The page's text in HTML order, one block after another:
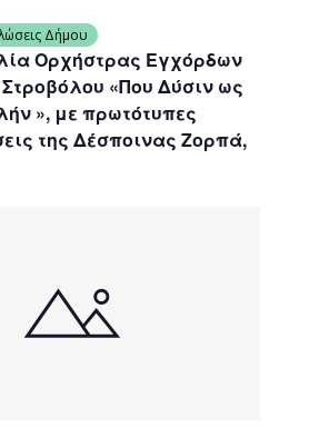
Ορχήστρας Εγχόρδων
«Που Δύσιν ως
», με πρωτότυπες
της Δέσποινας Ζορπά,
Δήμου